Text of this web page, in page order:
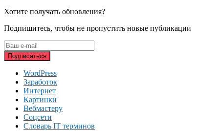
Хотите получать обновления?
Подпишитесь, чтобы не пропустить новые публикации
WordPress
Заработок
Интернет
Картинки
Вебмастеру
Соцсети
Словарь IT терминов